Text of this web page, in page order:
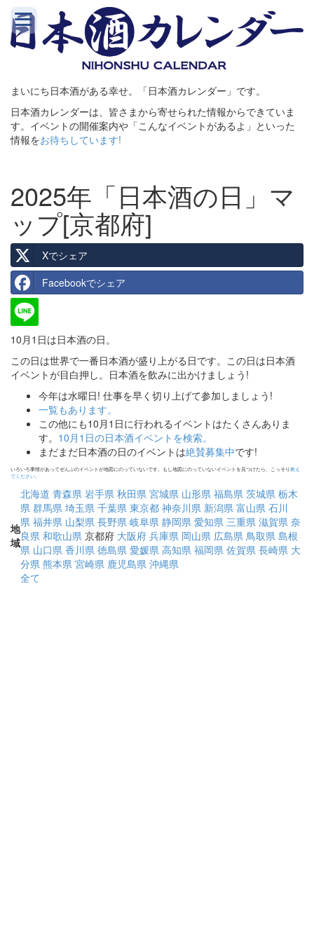
まいにち日本酒がある幸せ。「日本酒カレンダー」です。
日本酒カレンダーは、皆さまから寄せられた情報からできていま
す。イベントの開催案内や「こんなイベントがあるよ」といった
情報をお待ちしています!
2025年「日本酒の日」マ
ップ[京都府]
Xでシェア
Facebookでシェア
10月1日は日本酒の日。
この日は世界で一番日本酒が盛り上がる日です。この日は日本酒
イベントが目白押し。日本酒を飲みに出かけましょう!
今年は水曜日! 仕事を早く切り上げて参加しましょう!
一覧もあります。
この他にも10月1日に行われるイベントはたくさんありま
す。 10月1日の日本酒イベントを検索。
まだまだ日本酒の日のイベントは絶賛募集中です!
いろいろ事情があってぜんぶのイベントが地図にのっていないです。もし地図にのっていないイベントを見つけたら、こっそり教え
てください。
地
域
北海道 青森県 岩手県 秋田県 宮城県 山形県 福島県 茨城県 栃木
県 群馬県 埼玉県 千葉県 東京都 神奈川県 新潟県 富山県 石川
県 福井県 山梨県 長野県 岐阜県 静岡県 愛知県 三重県 滋賀県 奈
良県 和歌山県 京都府 大阪府 兵庫県 岡山県 広島県 鳥取県 島根
県 山口県 香川県 徳島県 愛媛県 高知県 福岡県 佐賀県 長崎県 大
分県 熊本県 宮崎県 鹿児島県 沖縄県
全て